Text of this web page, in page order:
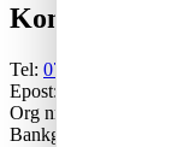
Kontakt
Tel: 070-671 79 46
Epost:
Org nr: 802402-2561
Bankgiro:5553-1339